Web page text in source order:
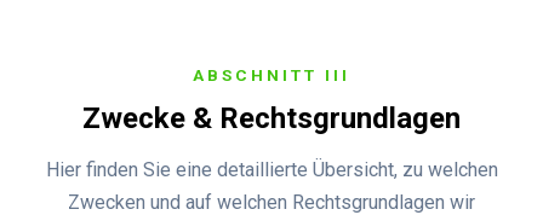
ABSCHNITT III
Zwecke & Rechtsgrundlagen
Hier finden Sie eine detaillierte Übersicht, zu welchen
Zwecken und auf welchen Rechtsgrundlagen wir